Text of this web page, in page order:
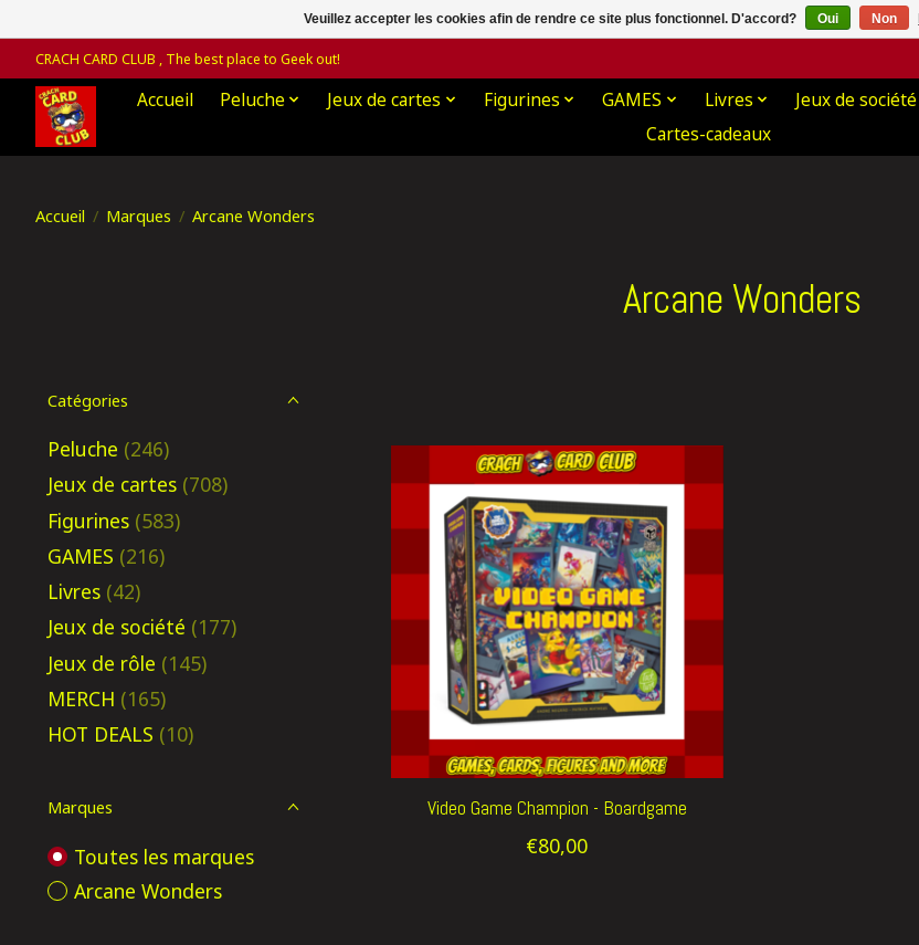
CRACH CARD CLUB , The best place to Geek out!
Accueil Peluche Jeux de cartes Figurines GAMES Livres Jeux de société
Cartes-cadeaux
Accueil / Marques / Arcane Wonders
Arcane Wonders
Catégories
Peluche (246)
Jeux de cartes (708)
Figurines (583)
GAMES (216)
Livres (42)
Jeux de société (177)
Jeux de rôle (145)
MERCH (165)
HOT DEALS (10)
Marques
Toutes les marques
Arcane Wonders
Video Game Champion - Boardgame
€80,00
Veuillez accepter les cookies afin de rendre ce site plus fonctionnel. D'accord? Oui Non